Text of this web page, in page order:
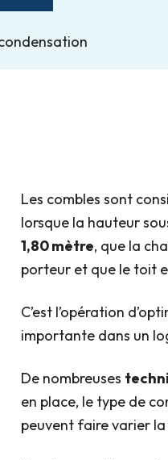
Les combles sont
lorsque la hauteur
1,80 mètre, que la
porteur et que le toit
C’est l’opération
importante dans un
De nombreuses
en place, le type de
peuvent faire varier